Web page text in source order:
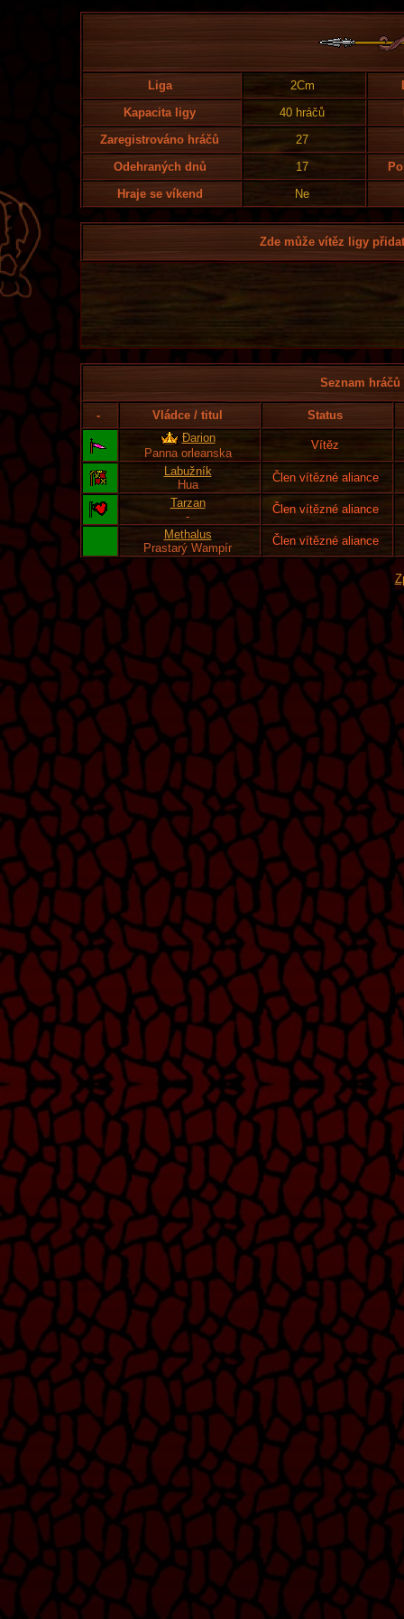
Liga 2Cm
Kapacita ligy
40 hráčů
Zaregistrováno hráčů
27
Odehraných dnů
17
Hraje se víkend
Ne
Zde může vítěz ligy
Seznam
- Vládce / titul
Status
Đarion
Panna orleanska
Vítěz
Labužník
Hua
Člen vítězné aliance
Tarzan
-
Člen vítězné aliance
Methalus
Prastarý Wampír
Člen vítězné aliance